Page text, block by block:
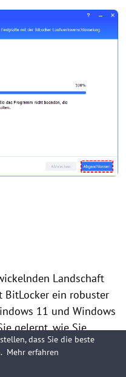
Landschaft
ein robuster
11 und Windows
gelernt, wie Sie
deaktivieren
Windows Home-
dass Sie die beste
Mehr erfahren